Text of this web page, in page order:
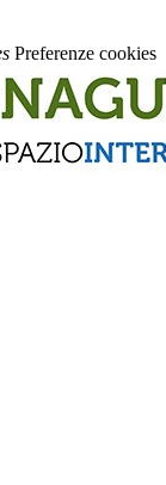
Preferenze cookies